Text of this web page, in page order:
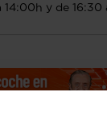
14:00h y de 16:30